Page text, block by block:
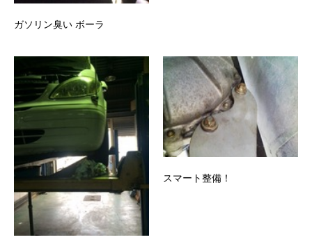
ガソリン臭い ボーラ
スマート整備！